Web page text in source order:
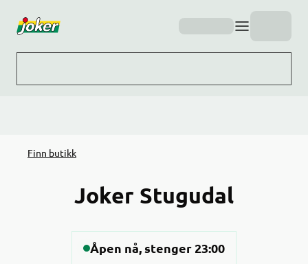
Finn butikk
Joker Stugudal
Åpen nå, stenger 23:00